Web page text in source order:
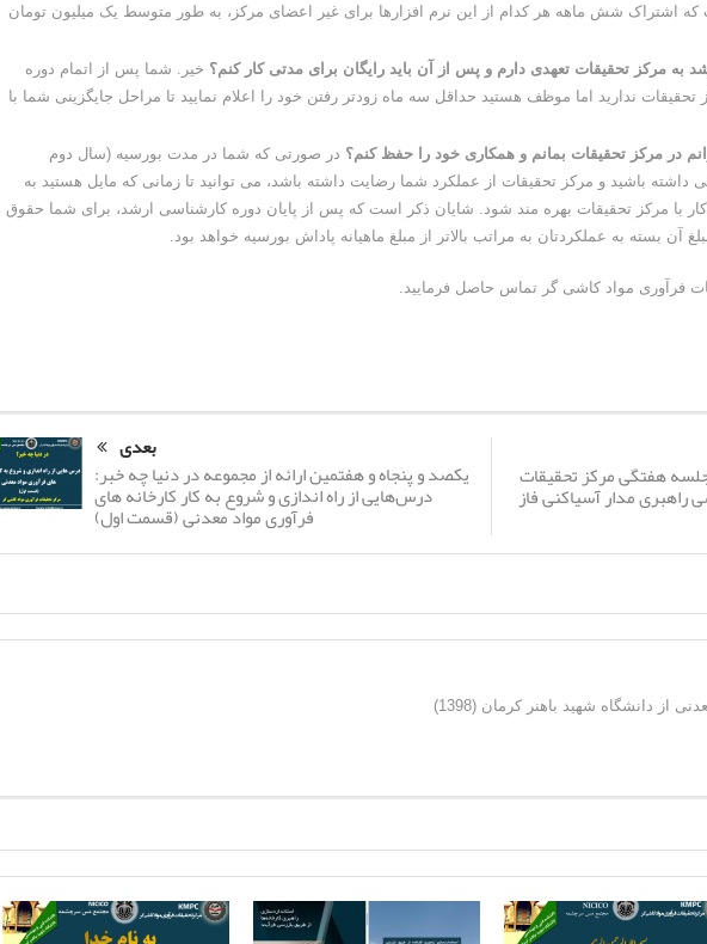
اشتراک شش ماهه هر کدام از این نرم افزارها برای غیر اعضای مرکز، به طور متوسط یک میلیون تومان
به مرکز تحقیقات تعهدی دارم و پس از آن باید رایگان برای مدتی کار کنم؟ خیر. شما پس از اتمام دوره
ندارید اما موظف هستید حداقل سه ماه زودتر رفتن خود را اعلام نمایید تا مراحل جایگزینی شما با
در مرکز تحقیقات بمانم و همکاری خود را حفظ کنم؟ در صورتی که شما در مدت بورسیه (سال دوم
داشته باشید و مرکز تحقیقات از عملکرد شما رضایت داشته باشد، می توانید تا زمانی که مایل هستید به
کار با مرکز تحقیقات بهره مند شود. شایان ذکر است که پس از پایان دوره کارشناسی ارشد، برای شما حقوق
آن بسته به عملکردتان به مراتب بالاتر از مبلغ ماهیانه پاداش بورسیه خواهد بود.
فرآوری مواد کاشی گر تماس حاصل فرمایید.
هفتگی مرکز تحقیقات
راهبری مدار آسیاکنی فاز
بعدی
یکصد و پنجاه و هفتمین ارائه از مجموعه در دنیا چه خبر:
درس‌هایی از راه اندازی و شروع به کار کارخانه های
فرآوری مواد معدنی (قسمت اول)
از دانشگاه شهید باهنر کرمان (1398)